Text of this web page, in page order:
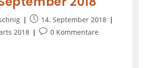
14. September 2018
2018
0 Kommentare